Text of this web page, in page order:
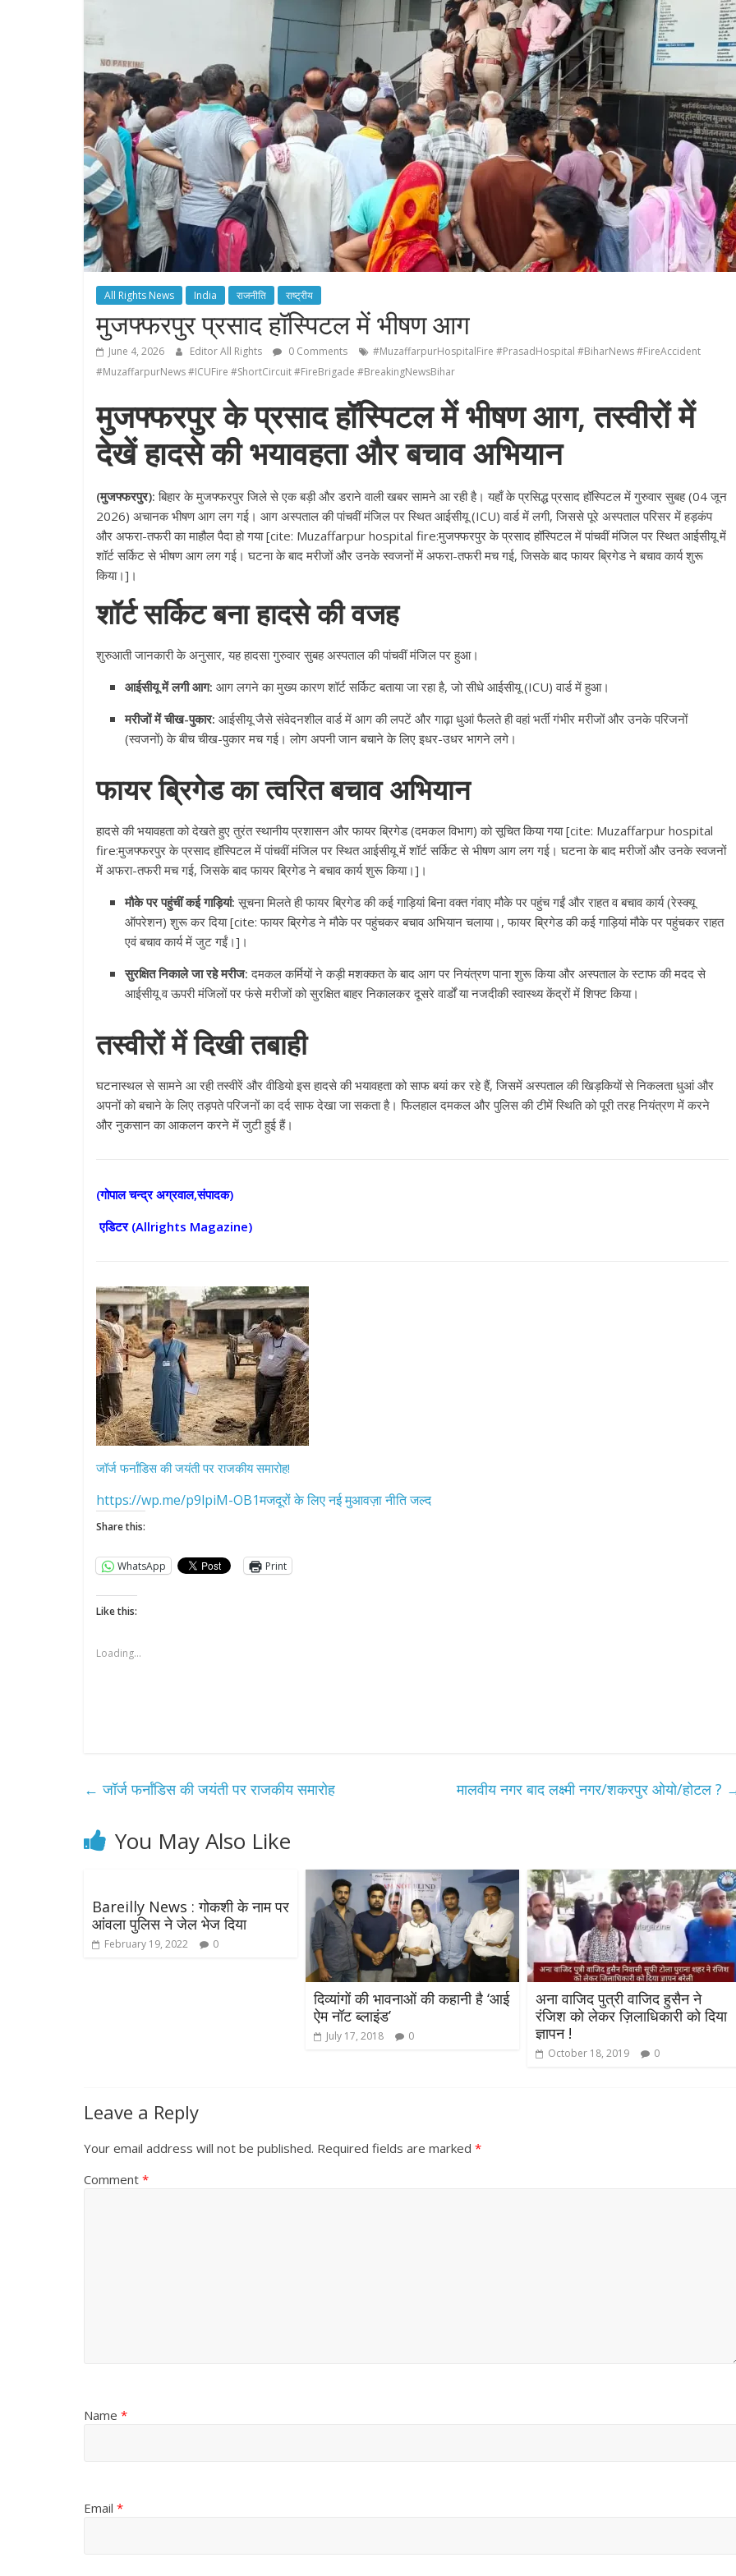
All Rights News India राजनीति राष्ट्रीय
मुजफ्फरपुर प्रसाद हॉस्पिटल में भीषण आग
June 4, 2026 Editor All Rights 0 Comments
#MuzaffarpurHospitalFire #PrasadHospital #BiharNews #FireAccident
#MuzaffarpurNews #ICUFire #ShortCircuit #FireBrigade #BreakingNewsBihar
मुजफ्फरपुर के प्रसाद हॉस्पिटल में भीषण आग, तस्वीरों में
देखें हादसे की भयावहता और बचाव अभियान
(मुजफ्फरपुर): बिहार के मुजफ्फरपुर जिले से एक बड़ी और डराने वाली खबर सामने आ रही है। यहाँ के प्रसिद्ध प्रसाद हॉस्पिटल में गुरुवार सुबह (04 जून
2026) अचानक भीषण आग लग गई। आग अस्पताल की पांचवीं मंजिल पर स्थित आईसीयू (ICU) वार्ड में लगी, जिससे पूरे अस्पताल परिसर में हड़कंप
और अफरा-तफरी का माहौल पैदा हो गया [cite: Muzaffarpur hospital fire:मुजफ्फरपुर के प्रसाद हॉस्पिटल में पांचवीं मंजिल पर स्थित आईसीयू में
शॉर्ट सर्किट से भीषण आग लग गई। घटना के बाद मरीजों और उनके स्वजनों में अफरा-तफरी मच गई, जिसके बाद फायर ब्रिगेड ने बचाव कार्य शुरू
किया।]।
शॉर्ट सर्किट बना हादसे की वजह
शुरुआती जानकारी के अनुसार, यह हादसा गुरुवार सुबह अस्पताल की पांचवीं मंजिल पर हुआ।
आईसीयू में लगी आग: आग लगने का मुख्य कारण शॉर्ट सर्किट बताया जा रहा है, जो सीधे आईसीयू (ICU) वार्ड में हुआ।
मरीजों में चीख-पुकार: आईसीयू जैसे संवेदनशील वार्ड में आग की लपटें और गाढ़ा धुआं फैलते ही वहां भर्ती गंभीर मरीजों और उनके परिजनों
(स्वजनों) के बीच चीख-पुकार मच गई। लोग अपनी जान बचाने के लिए इधर-उधर भागने लगे।
फायर ब्रिगेड का त्वरित बचाव अभियान
हादसे की भयावहता को देखते हुए तुरंत स्थानीय प्रशासन और फायर ब्रिगेड (दमकल विभाग) को सूचित किया गया [cite: Muzaffarpur hospital
fire:मुजफ्फरपुर के प्रसाद हॉस्पिटल में पांचवीं मंजिल पर स्थित आईसीयू में शॉर्ट सर्किट से भीषण आग लग गई। घटना के बाद मरीजों और उनके स्वजनों
में अफरा-तफरी मच गई, जिसके बाद फायर ब्रिगेड ने बचाव कार्य शुरू किया।]।
मौके पर पहुंचीं कई गाड़ियां: सूचना मिलते ही फायर ब्रिगेड की कई गाड़ियां बिना वक्त गंवाए मौके पर पहुंच गईं और राहत व बचाव कार्य (रेस्क्यू
ऑपरेशन) शुरू कर दिया [cite: फायर ब्रिगेड ने मौके पर पहुंचकर बचाव अभियान चलाया।, फायर ब्रिगेड की कई गाड़ियां मौके पर पहुंचकर राहत
एवं बचाव कार्य में जुट गईं।]।
सुरक्षित निकाले जा रहे मरीज: दमकल कर्मियों ने कड़ी मशक्कत के बाद आग पर नियंत्रण पाना शुरू किया और अस्पताल के स्टाफ की मदद से
आईसीयू व ऊपरी मंजिलों पर फंसे मरीजों को सुरक्षित बाहर निकालकर दूसरे वार्डों या नजदीकी स्वास्थ्य केंद्रों में शिफ्ट किया।
तस्वीरों में दिखी तबाही
घटनास्थल से सामने आ रही तस्वीरें और वीडियो इस हादसे की भयावहता को साफ बयां कर रहे हैं, जिसमें अस्पताल की खिड़कियों से निकलता धुआं और
अपनों को बचाने के लिए तड़पते परिजनों का दर्द साफ देखा जा सकता है। फिलहाल दमकल और पुलिस की टीमें स्थिति को पूरी तरह नियंत्रण में करने
और नुकसान का आकलन करने में जुटी हुई हैं।
(गोपाल चन्द्र अग्रवाल,संपादक)
एडिटर (Allrights Magazine)
जॉर्ज फर्नांडिस की जयंती पर राजकीय समारोह!
https://wp.me/p9lpiM-OB1मजदूरों के लिए नई मुआवज़ा नीति जल्द
Share this:
WhatsApp Print
Like this:
Loading...
← जॉर्ज फर्नांडिस की जयंती पर राजकीय समारोह मालवीय नगर बाद लक्ष्मी नगर/शकरपुर ओयो/होटल ?
You May Also Like
Bareilly News : गोकशी के नाम पर
आंवला पुलिस ने जेल भेज दिया
February 19, 2022 0
दिव्यांगों की भावनाओं की कहानी है ‘आई
ऐम नॉट ब्लाइंड’
July 17, 2018 0
अना वाजिद पुत्री वाजिद हुसैन ने
रंजिश को लेकर ज़िलाधिकारी को दिया
ज्ञापन !
October 18, 2019 0
Leave a Reply
Your email address will not be published. Required fields are marked *
Comment *
Name *
Email *
प्रथम